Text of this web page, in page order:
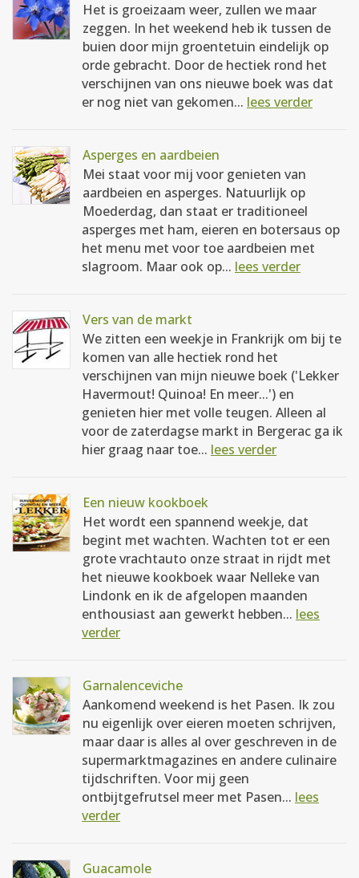
Het is groeizaam weer, zullen we maar
zeggen. In het weekend heb ik tussen de
buien door mijn groentetuin eindelijk op
orde gebracht. Door de hectiek rond het
verschijnen van ons nieuwe boek was dat
er nog niet van gekomen... lees verder
Asperges en aardbeien
Mei staat voor mij voor genieten van
aardbeien en asperges. Natuurlijk op
Moederdag, dan staat er traditioneel
asperges met ham, eieren en botersaus op
het menu met voor toe aardbeien met
slagroom. Maar ook op... lees verder
Vers van de markt
We zitten een weekje in Frankrijk om bij te
komen van alle hectiek rond het
verschijnen van mijn nieuwe boek ('Lekker
Havermout! Quinoa! En meer...') en
genieten hier met volle teugen. Alleen al
voor de zaterdagse markt in Bergerac ga ik
hier graag naar toe... lees verder
Een nieuw kookboek
Het wordt een spannend weekje, dat
begint met wachten. Wachten tot er een
grote vrachtauto onze straat in rijdt met
het nieuwe kookboek waar Nelleke van
Lindonk en ik de afgelopen maanden
enthousiast aan gewerkt hebben... lees
verder
Garnalenceviche
Aankomend weekend is het Pasen. Ik zou
nu eigenlijk over eieren moeten schrijven,
maar daar is alles al over geschreven in de
supermarktmagazines en andere culinaire
tijdschriften. Voor mij geen
ontbijtgefrutsel meer met Pasen... lees
verder
Guacamole